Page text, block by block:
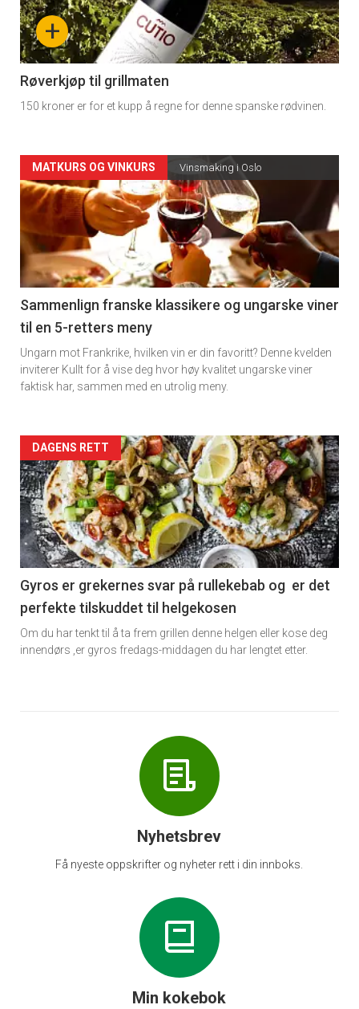
nå
-
4
+
Røverkjøp til grillmaten
150 kroner er for et kupp å regne for denne spanske rødvinen.
Forsiden
akkurat
nå
-
5
MATKURS OG VINKURS Vinsmaking i Oslo
Sammenlign franske klassikere og ungarske viner
til en 5-retters meny
Ungarn mot Frankrike, hvilken vin er din favoritt? Denne kvelden
inviterer Kullt for å vise deg hvor høy kvalitet ungarske viner
faktisk har, sammen med en utrolig meny.
Forsiden
akkurat
nå
-
6
DAGENS RETT
Gyros er grekernes svar på rullekebab og er det
perfekte tilskuddet til helgekosen
Om du har tenkt til å ta frem grillen denne helgen eller kose deg
innendørs ,er gyros fredags-middagen du har lengtet etter.
Nyhetsbrev
Få nyeste oppskrifter og nyheter rett i din innboks.
Min kokebok